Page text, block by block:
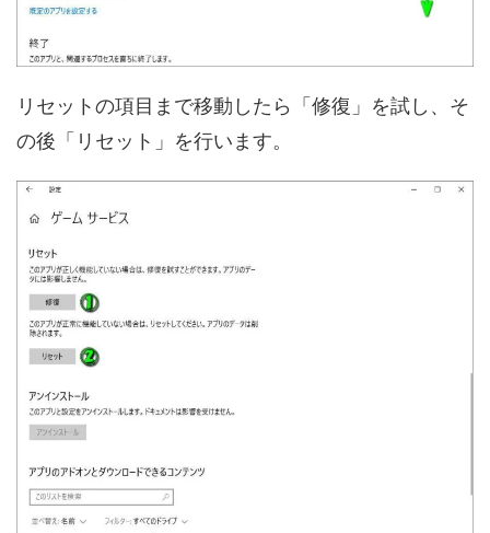
リセットの項目まで移動したら「修復」を試し、そ
の後「リセット」を行います。